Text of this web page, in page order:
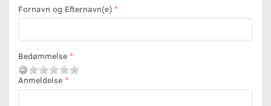
Fornavn og Efternavn(e)
Bedømmelse
Anmeldelse